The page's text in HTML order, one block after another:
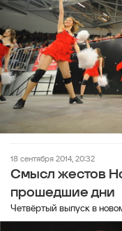
18 сентября 2014, 20:32
Смысл жестов
прошедшие дни
Четвёртый выпуск в